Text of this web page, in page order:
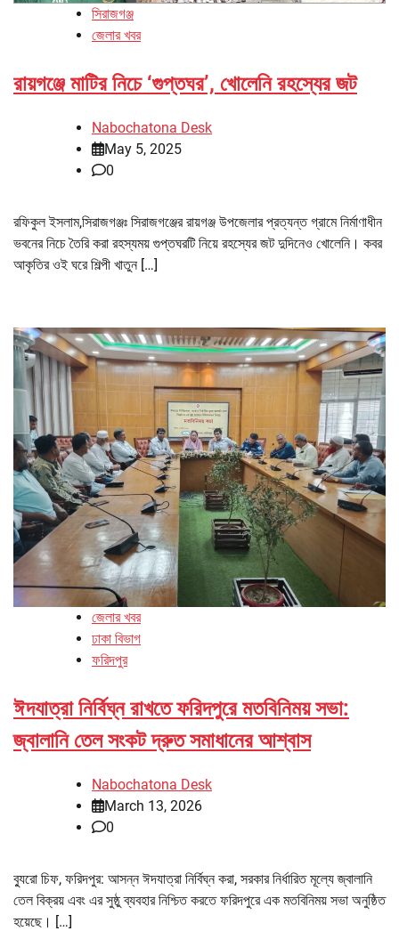
সিরাজগঞ্জ
জেলার খবর
রায়গঞ্জে মাটির নিচে ‘গুপ্তঘর’, খোলেনি রহস্যের জট
Nabochatona Desk
May 5, 2025
0
রফিকুল ইসলাম,সিরাজগঞ্জঃ সিরাজগঞ্জের রায়গঞ্জ উপজেলার প্রত্যন্ত গ্রামে নির্মাণাধীন
ভবনের নিচে তৈরি করা রহস্যময় গুপ্তঘরটি নিয়ে রহস্যের জট দুদিনেও খোলেনি। কবর
আকৃতির ওই ঘরে শিল্পী খাতুন […]
জেলার খবর
ঢাকা বিভাগ
ফরিদপুর
ঈদযাত্রা নির্বিঘ্ন রাখতে ফরিদপুরে মতবিনিময় সভা:
জ্বালানি তেল সংকট দ্রুত সমাধানের আশ্বাস
Nabochatona Desk
March 13, 2026
0
ব্যুরো চিফ, ফরিদপুর: আসন্ন ঈদযাত্রা নির্বিঘ্ন করা, সরকার নির্ধারিত মূল্যে জ্বালানি
তেল বিক্রয় এবং এর সুষ্ঠু ব্যবহার নিশ্চিত করতে ফরিদপুরে এক মতবিনিময় সভা অনুষ্ঠিত
হয়েছে। […]